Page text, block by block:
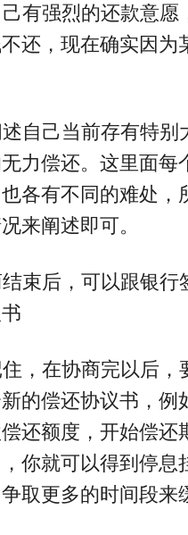
有强烈的还款意愿
还，现在确实因为
自己当前存有特别
力偿还。这里面每
各有不同的难处，
来阐述即可。
束后，可以跟银行
，在协商完以后，
的偿还协议书，例
还额度，开始偿还
你就可以得到停息
取更多的时间段来